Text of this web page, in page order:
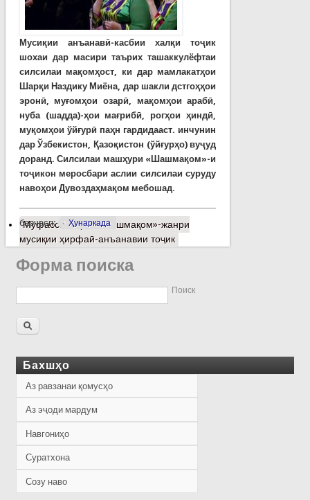
Мусиқии анъанавӣ-касбии халқи тоҷик
шохаи дар масири таърих ташаккулёфтаи
силсилаи мақомҳост, ки дар мамлакатҳои
Шарқи Наздику Миёна, дар шакли дстгоҳҳои
эронӣ, муғомҳои озарӣ, мақомҳои арабӣ,
нуба (шадда)-ҳои мағрибӣ, рогҳои ҳиндӣ,
муқомҳои ўйғурӣ паҳн гардидааст. инчунин
дар Ўзбекистон, Қазоқистон (ўйғурҳо) вуҷуд
доранд. Силсилаи машҳури «Шашмақом»-и
тоҷикон меросбари аслии силсилаи суруду
навоҳои Дувоздаҳмақом мебошад.
барчасп: Ҳунаркада
Муфассалтаро «Шашмақом»-жанри
мусиқии ҳирфаӣ-анъанавии тоҷик
Форма поиска
Поиск
Бахшҳо
Аз равзанаи қомусҳо
Аз эҷоди мардум
Навгониҳо
Суратхона
Созу наво